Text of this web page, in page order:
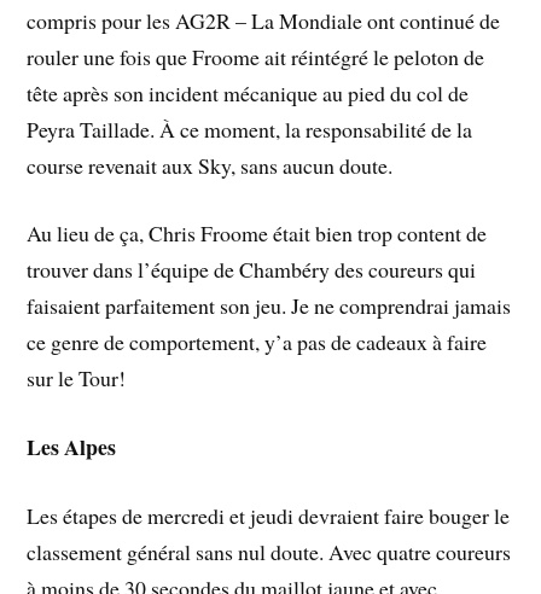
compris pour les AG2R – La Mondiale ont continué de
rouler une fois que Froome ait réintégré le peloton de
tête après son incident mécanique au pied du col de
Peyra Taillade. À ce moment, la responsabilité de la
course revenait aux Sky, sans aucun doute.
Au lieu de ça, Chris Froome était bien trop content de
trouver dans l’équipe de Chambéry des coureurs qui
faisaient parfaitement son jeu. Je ne comprendrai jamais
ce genre de comportement, y’a pas de cadeaux à faire
sur le Tour!
Les Alpes
Les étapes de mercredi et jeudi devraient faire bouger le
classement général sans nul doute. Avec quatre coureurs
à moins de 30 secondes du maillot jaune et avec